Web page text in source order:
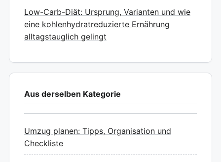
Low-Carb-Diät: Ursprung, Varianten und wie
eine kohlenhydratreduzierte Ernährung
alltagstauglich gelingt
Aus derselben Kategorie
Umzug planen: Tipps, Organisation und
Checkliste